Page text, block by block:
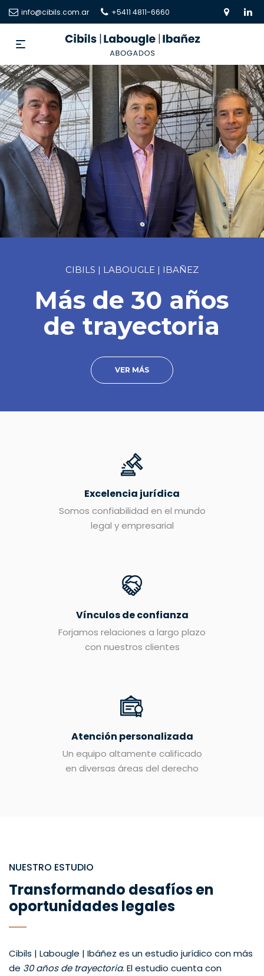
info@cibils.com.ar +5411 4811-6660
VER MÁS
CIBILS | LABOUGLE | IBAÑEZ
Más de 30 años
de trayectoria
Excelencia jurídica
Somos confiabilidad en el mundo
legal y empresarial
Vínculos de confianza
Forjamos relaciones a largo plazo
con nuestros clientes
Atención personalizada
Un equipo altamente calificado
en diversas áreas del derecho
NUESTRO ESTUDIO
Transformando desafíos en
oportunidades legales
Cibils | Labougle | Ibáñez es un estudio jurídico con más
de 30 años de trayectoria. El estudio cuenta con